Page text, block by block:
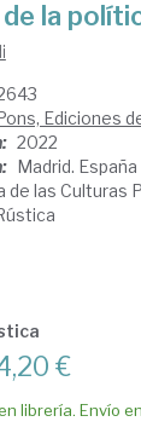
la
Ediciones
2022
Madrid. España
de las Culturas
€
librería. Envío